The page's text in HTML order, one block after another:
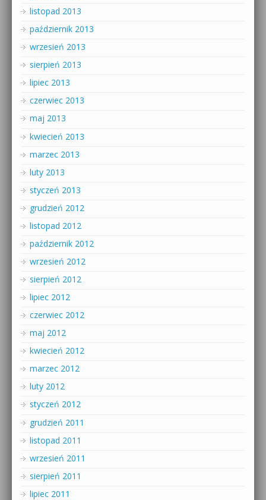
listopad 2013
październik 2013
wrzesień 2013
sierpień 2013
lipiec 2013
czerwiec 2013
maj 2013
kwiecień 2013
marzec 2013
luty 2013
styczeń 2013
grudzień 2012
listopad 2012
październik 2012
wrzesień 2012
sierpień 2012
lipiec 2012
czerwiec 2012
maj 2012
kwiecień 2012
marzec 2012
luty 2012
styczeń 2012
grudzień 2011
listopad 2011
wrzesień 2011
sierpień 2011
lipiec 2011